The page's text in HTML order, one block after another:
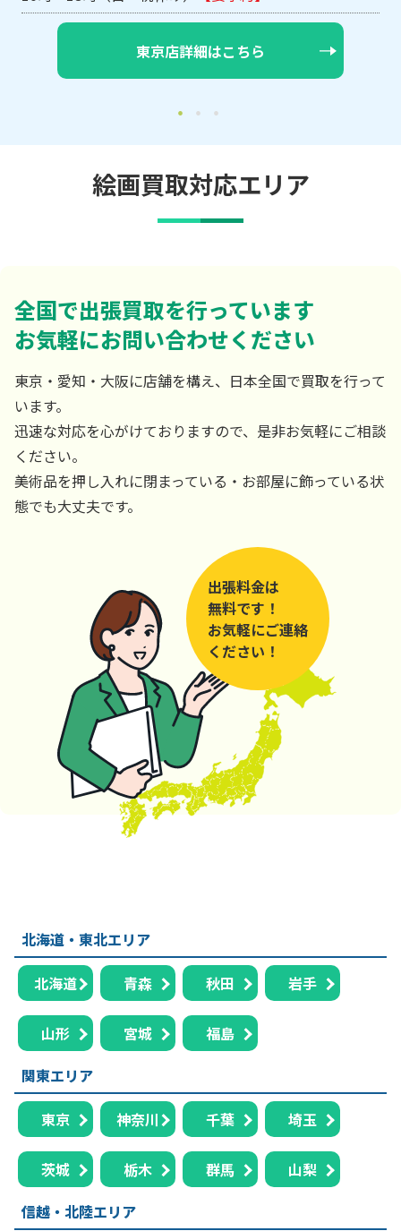
大阪店詳細はこちら
絵画買取対応エリア
全国で出張買取を行っています
お気軽にお問い合わせください
東京・愛知・大阪に店舗を構え、日本全国で買取を行って
います。
迅速な対応を心がけておりますので、是非お気軽にご相談
ください。
美術品を押し入れに閉まっている・お部屋に飾っている状
態でも大丈夫です。
出張料金は
無料です！
お気軽にご連絡
ください！
北海道・東北エリア
北海道 青森 秋田 岩手
山形 宮城
福島
関東エリア
東京 神奈川 千葉 埼玉
茨城 栃木 群馬
山梨
信越・北陸エリア